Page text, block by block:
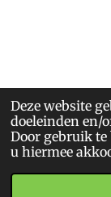
Deze website
doeleinden en/
Door gebruik
u hiermee